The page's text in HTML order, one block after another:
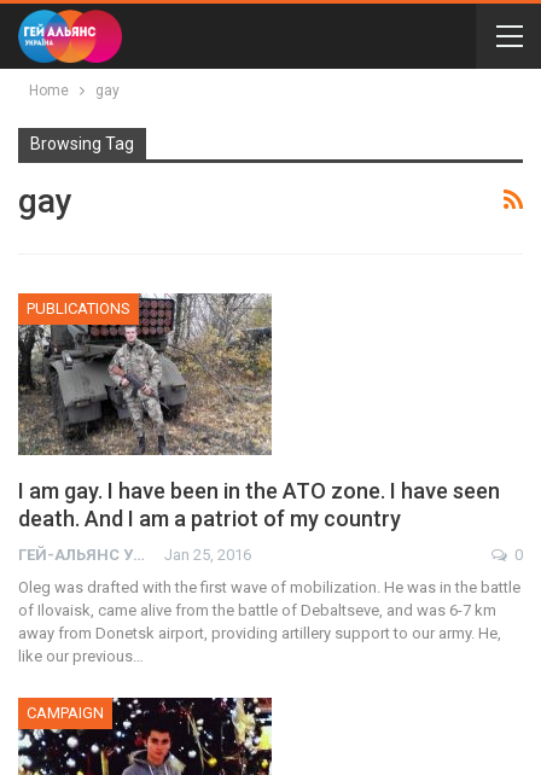
Home gay
Browsing Tag
gay
PUBLICATIONS
I am gay. I have been in the ATO zone. I have seen
death. And I am a patriot of my country
ГЕЙ-АЛЬЯНС УКРАИНА Jan 25, 2016
0
Oleg was drafted with the first wave of mobilization. He was in the battle
of Ilovaisk, came alive from the battle of Debaltseve, and was 6-7 km
away from Donetsk airport, providing artillery support to our army. He,
like our previous…
CAMPAIGN